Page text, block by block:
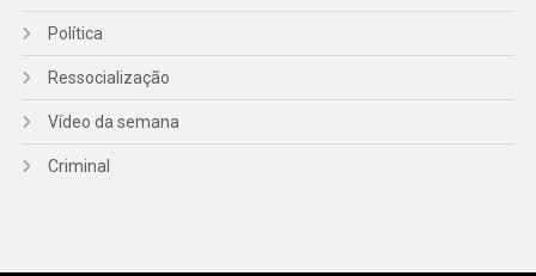
Política
Ressocialização
Vídeo da semana
Criminal